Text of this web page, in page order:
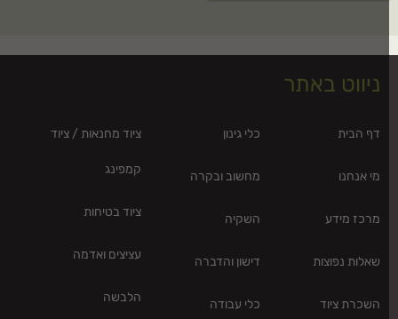
ניווט באתר
דף הבית
מי אנחנו
מרכז מידע
שאלות נפוצות
השכרת ציוד
כלי גינון
מחשוב ובקרה
השקיה
דישון והדברה
כלי עבודה
ציוד מחנאות / ציוד
קמפינג
ציוד בטיחות
עציצים ואדמה
הלבשה